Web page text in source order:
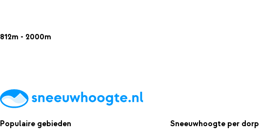
812m - 2000m
Populaire gebieden Sneeuwhoogte per dorp